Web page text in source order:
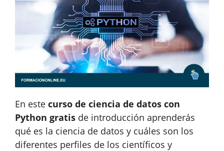
En este curso de ciencia de datos con
Python gratis de introducción aprenderás
qué es la ciencia de datos y cuáles son los
diferentes perfiles de los científicos y